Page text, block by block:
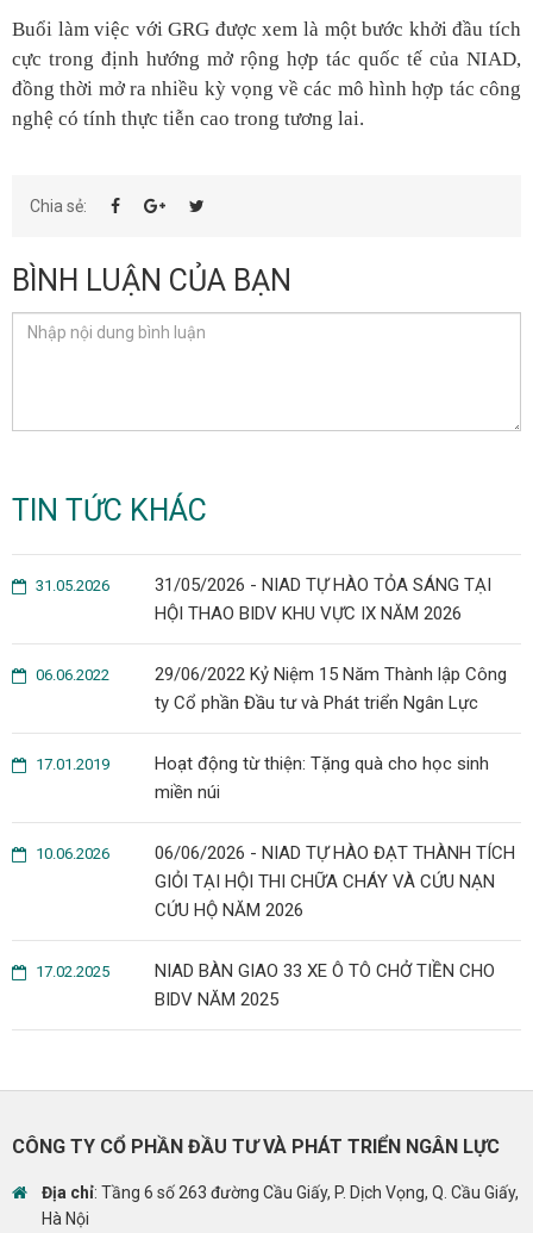
Buổi làm việc với GRG được xem là một bước khởi đầu tích
cực trong định hướng mở rộng hợp tác quốc tế của NIAD,
đồng thời mở ra nhiều kỳ vọng về các mô hình hợp tác công
nghệ có tính thực tiễn cao trong tương lai.
Chia sẻ:
BÌNH LUẬN CỦA BẠN
TIN TỨC KHÁC
31/05/2026 - NIAD TỰ HÀO TỎA SÁNG TẠI
HỘI THAO BIDV KHU VỰC IX NĂM 2026
31.05.2026
29/06/2022 Kỷ Niệm 15 Năm Thành lập Công
ty Cổ phần Đầu tư và Phát triển Ngân Lực
06.06.2022
Hoạt động từ thiện: Tặng quà cho học sinh
miền núi
17.01.2019
06/06/2026 - NIAD TỰ HÀO ĐẠT THÀNH TÍCH
GIỎI TẠI HỘI THI CHỮA CHÁY VÀ CỨU NẠN
CỨU HỘ NĂM 2026
10.06.2026
NIAD BÀN GIAO 33 XE Ô TÔ CHỞ TIỀN CHO
BIDV NĂM 2025
17.02.2025
CÔNG TY CỔ PHẦN ĐẦU TƯ VÀ PHÁT TRIỂN NGÂN LỰC
Địa chỉ: Tầng 6 số 263 đường Cầu Giấy, P. Dịch Vọng, Q. Cầu Giấy,
Hà Nội